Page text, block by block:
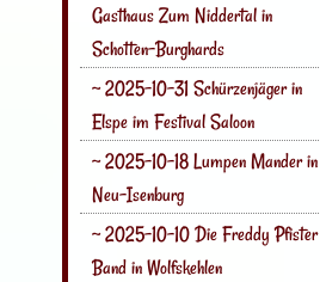
Gasthaus Zum Niddertal in
Schotten-Burghards
~ 2025-10-31 Schürzenjäger in
Elspe im Festival Saloon
~ 2025-10-18 Lumpen Mander in
Neu-Isenburg
~ 2025-10-10 Die Freddy Pfister
Band in Wolfskehlen